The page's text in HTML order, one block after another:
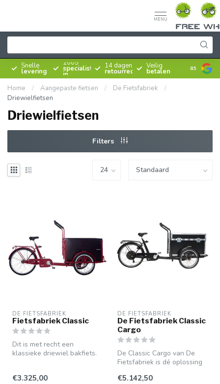
MENU
Snelle
levering
Sinds
2005
specialist
in
rijwielen
14 dagen
retourrecht
Veilig
betalen 8.5
Home / Aangepaste fietsen / De Fietsfabriek
/
Driewielfietsen
Driewielfietsen
Filters
DE FIETSFABRIEK
Fietsfabriek Classic
Dit is met recht een
klassieke driewiel bakfiets.
€3.325,00
DE FIETSFABRIEK
De Fietsfabriek Classic
Cargo
De Classic Cargo van De
Fietsfabriek is dé oplossing
Hoo...
€5.142,50